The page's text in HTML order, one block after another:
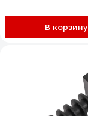
В корзину